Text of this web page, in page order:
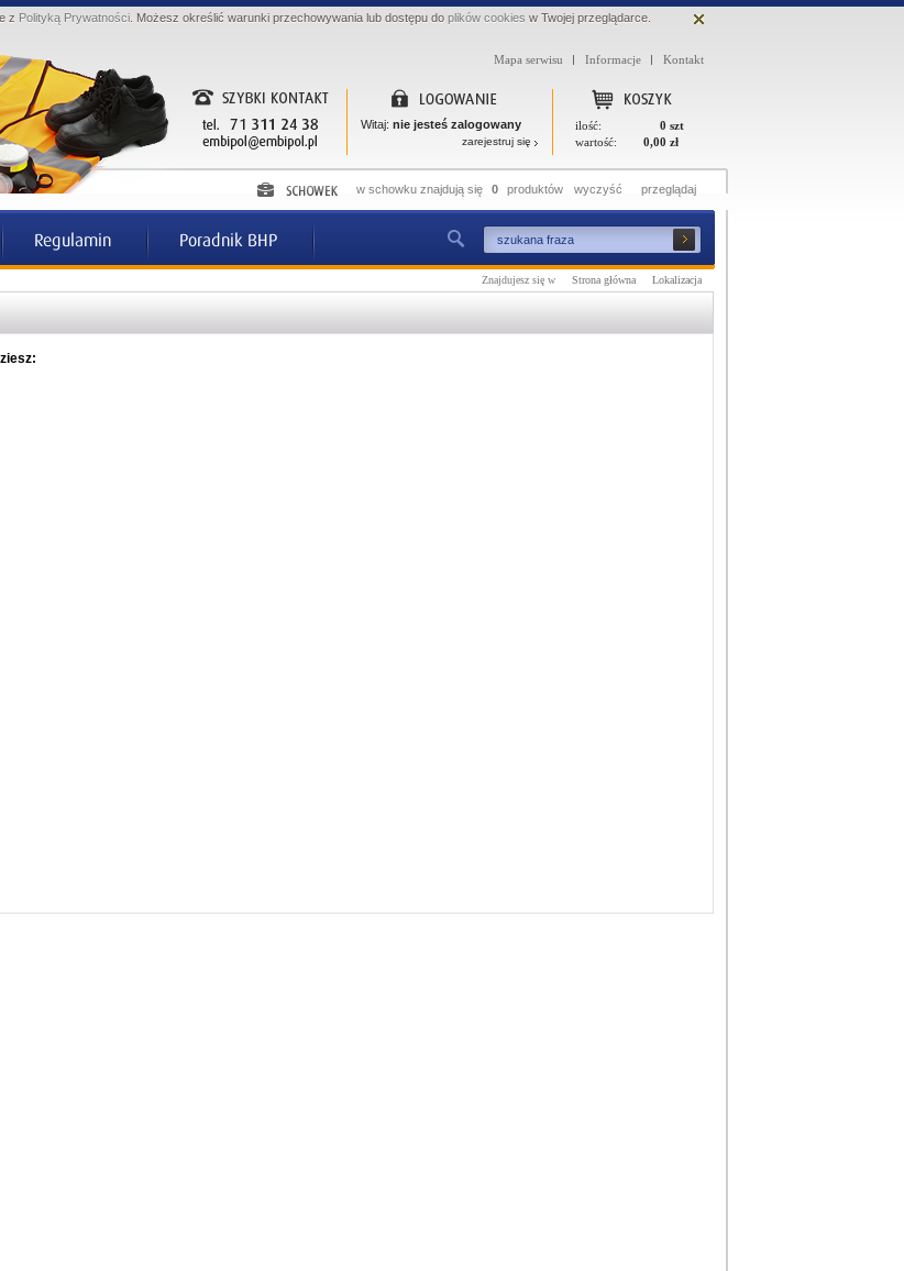
z Polityką Prywatności. Możesz określić warunki przechowywania lub dostępu doplików cookies w Twojej przeglądarce.
Mapa serwisu Informacje Kontakt
ilość:
0 szt
wartość:
0,00 zł
Witaj: nie jesteś zalogowany
zarejestruj się
w schowku znajdują się 0 produktów wyczyść przeglądaj
Znajdujesz się w Strona główna Lokalizacja